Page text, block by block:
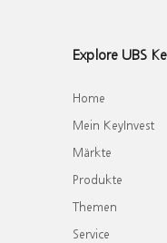
Explore UBS
Home
Mein KeyInvest
Märkte
Produkte
Themen
Service